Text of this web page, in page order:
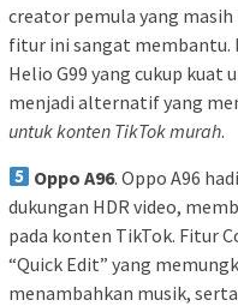
creator pemula yang
fitur ini sangat membantu.
Helio G99 yang cukup kuat
menjadi alternatif yang
untuk konten TikTok murah.
Oppo A96. Oppo A96
dukungan HDR video,
pada konten TikTok. Fitur
“Quick Edit” yang
menambahkan musik,